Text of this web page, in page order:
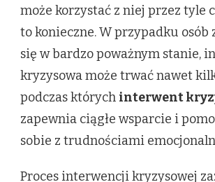
może korzystać z niej przez tyle
to konieczne. W przypadku osób
się w bardzo poważnym stanie,
kryzysowa może trwać nawet
podczas których interwent
zapewnia ciągłe wsparcie i
sobie z trudnościami
Proces interwencji kryzysowej